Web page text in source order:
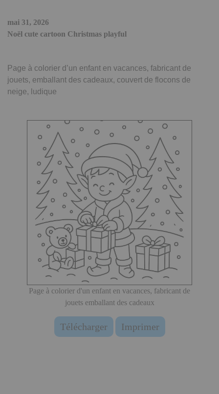
mai 31, 2026
Noël cute cartoon Christmas playful
Page à colorier d’un enfant en vacances, fabricant de
jouets, emballant des cadeaux, couvert de flocons de
neige, ludique
Page à colorier d'un enfant en vacances, fabricant de
jouets emballant des cadeaux
Télécharger Imprimer